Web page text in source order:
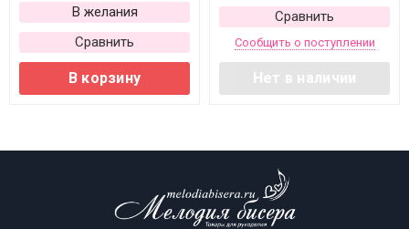
В желания
Сравнить
В корзину
Сравнить
Сообщить о поступлении
Нет в наличии